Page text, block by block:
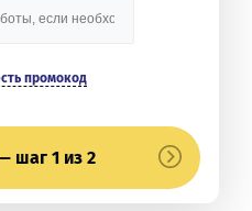
промокод
шаг 1 из 2